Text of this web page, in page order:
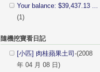
Your balance: $39,437.13 ...
(1)
隨機挖寶看日記
[小匹] 肉桂蘋果土司 -(2008
年 04 月 08 日)